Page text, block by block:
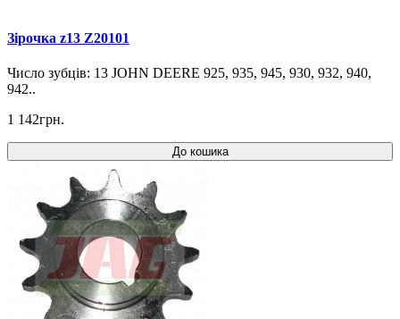
Зірочка z13 Z20101
Число зубців: 13 JOHN DEERE 925, 935, 945, 930, 932, 940,
942..
1 142грн.
До кошика